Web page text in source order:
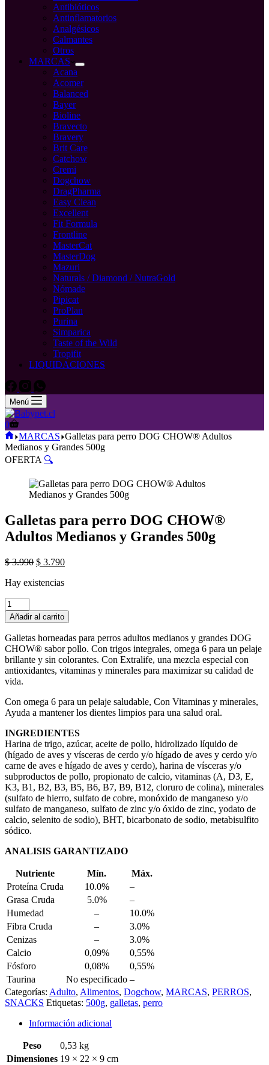
Antibióticos
Antinflamatorios
Analgésicos
Calmantes
Otros
MARCAS
Acana
Acomer
Balanced
Bayer
Bioline
Bravecto
Bravery
Brit Care
Catchow
Cremi
Dogchow
DragPharma
Easy Clean
Excellent
Fit Formula
Frontline
MasterCat
MasterDog
Mazuri
Naturals / Diamond / NutraGold
Nómade
Pipicat
ProPlan
Purina
Simparica
Taste of the Wild
Tropifit
LIQUIDACIONES
Menú
Carro
de
compra
0
Inicio
MARCAS Galletas para perro DOG CHOW® Adultos
Medianos y Grandes 500g
OFERTA 🔍
Galletas para perro DOG CHOW®
Adultos Medianos y Grandes 500g
$3.990 El
original
$ 3.790El
Hay existencias
Galletas
para
perro
DOG
CHOW®
Adultos
Medianos
y
500g
cantidad
Añadir al carrito
Galletas horneadas para perros adultos medianos y grandes DOG
CHOW® sabor pollo. Con trigos integrales, omega 6 para un pelaje
brillante y sin colorantes. Con Extralife, una mezcla especial con
antioxidantes, vitaminas y minerales para maximizar su calidad de
vida.
Con omega 6 para un pelaje saludable, Con Vitaminas y minerales,
Ayuda a mantener los dientes limpios para una salud oral.
INGREDIENTES
Harina de trigo, azúcar, aceite de pollo, hidrolizado líquido de
(hígado de aves y vísceras de cerdo y/o hígado de aves y cerdo y/o
carne de aves e hígado de aves y cerdo), harina de vísceras y/o
subproductos de pollo, propionato de calcio, vitaminas (A, D3, E,
K3, B1, B2, B3, B5, B6, B7, B9, B12, cloruro de colina), minerales
(sulfato de hierro, sulfato de cobre, monóxido de manganeso y/o
sulfato de manganeso, sulfato de zinc y/o óxido de zinc, yodato de
calcio, selenito de sodio), BHT, bicarbonato de sodio, metabisulfito
sódico.
ANALISIS GARANTIZADO
Nutriente Mín.
Máx.
Proteína Cruda
10.0%
–
Grasa Cruda
5.0%
–
Humedad
–
10.0%
Fibra Cruda
–
3.0%
Cenizas
–
3.0%
Calcio
0,09%
0,55%
Fósforo
0,08%
0,55%
Taurina
No especificado –
Categorías: Adulto, Alimentos, Dogchow, MARCAS, PERROS,
SNACKS Etiquetas: 500g, galletas, perro
Información adicional
Peso
0,53 kg
Dimensiones 19 × 22 × 9 cm